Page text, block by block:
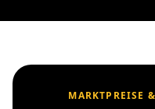
MARKTPREISE